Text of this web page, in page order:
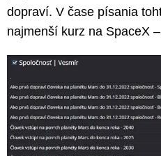
dopraví. V čase písania
najmenší kurz na SpaceX –